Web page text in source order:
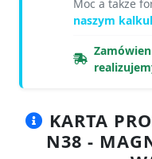
Moc a także
naszym
KARTA
N38 -